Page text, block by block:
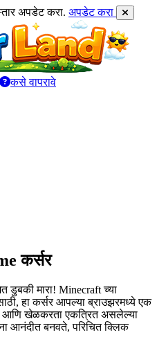
अपडेट करा. अपडेट करा
कसे वापरावे
कर्सर
मारा! Minecraft च्या
हा कर्सर आपल्या ब्राउझरमध्ये एक
आणि खेळकरता एकत्रित असलेल्या
आनंदीत बनवते, परिचित क्लिक